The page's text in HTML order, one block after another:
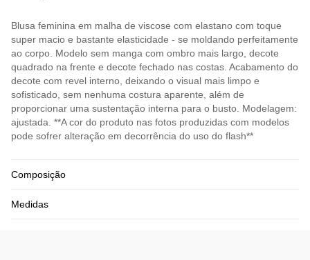
Blusa feminina em malha de viscose com elastano com toque
super macio e bastante elasticidade - se moldando perfeitamente
ao corpo. Modelo sem manga com ombro mais largo, decote
quadrado na frente e decote fechado nas costas. Acabamento do
decote com revel interno, deixando o visual mais limpo e
sofisticado, sem nenhuma costura aparente, além de
proporcionar uma sustentação interna para o busto. Modelagem:
ajustada. **A cor do produto nas fotos produzidas com modelos
pode sofrer alteração em decorrência do uso do flash**
Composição
Medidas